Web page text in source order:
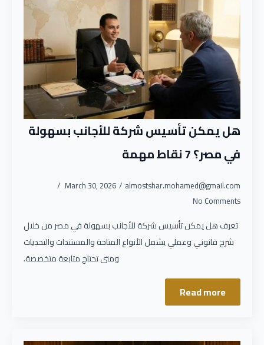
هل يمكن تأسيس شركة للأجانب بسهولة
في مصر؟ 7 نقاط مهمة
almostshar.mohamed@gmail.com
March 30, 2026
No Comments
تعرف هل يمكن تأسيس شركة للأجانب بسهولة في مصر من خلال
شرح قانوني وعملي يشمل الأنواع المتاحة والمستندات والتحديات
ومتى تحتاج متابعة متخصصة.
Read more